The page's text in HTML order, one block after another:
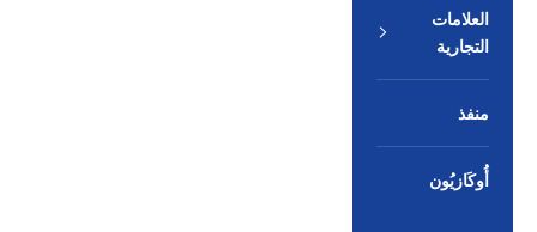
العلامات
التجارية
منفذ
أُوكَازيُون